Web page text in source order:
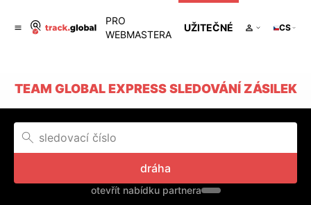
PRO
WEBMASTERA
UŽITEČNÉ CS
TEAM GLOBAL EXPRESS SLEDOVÁNÍ ZÁSILEK
dráha
otevřít nabídku partnera